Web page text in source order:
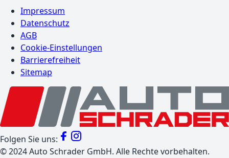
Impressum
Datenschutz
AGB
Cookie-Einstellungen
Barrierefreiheit
Sitemap
Folgen Sie uns:
©2024Auto Schrader GmbH. Alle Rechte vorbehalten.